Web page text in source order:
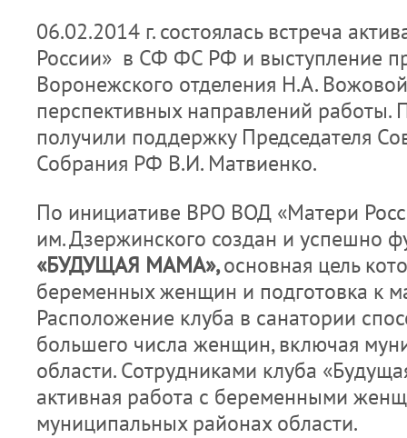
06.02.2014 г. состоялась встреча
России» в СФ ФС РФ и выступление
Воронежского отделения Н.А.
перспективных направлений работы.
получили поддержку Председателя
Собрания РФ В.И. Матвиенко.
По инициативе ВРО ВОД «Матери
им. Дзержинского создан и успешно
«БУДУЩАЯ МАМА»,основная цель
беременных женщин и подготовка к
Расположение клуба в санатории
большего числа женщин, включая
области. Сотрудниками клуба
активная работа с беременными
муниципальных районах области.